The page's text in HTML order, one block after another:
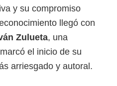
y su compromiso
llegó con
Zulueta, una
el inicio de su
arriesgado y autoral.